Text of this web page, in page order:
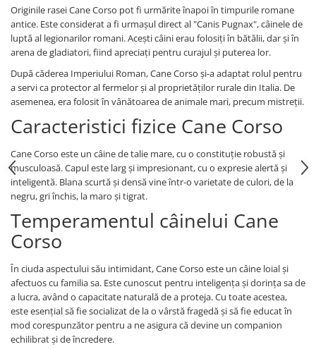
Originile rasei Cane Corso pot fi urmărite înapoi în timpurile romane
antice. Este considerat a fi urmașul direct al "Canis Pugnax", câinele de
luptă al legionarilor romani. Acești câini erau folosiți în bătălii, dar și în
arena de gladiatori, fiind apreciați pentru curajul și puterea lor.
După căderea Imperiului Roman, Cane Corso și-a adaptat rolul pentru
a servi ca protector al fermelor și al proprietăților rurale din Italia. De
asemenea, era folosit în vânătoarea de animale mari, precum mistreții.
Caracteristici fizice Cane Corso
Cane Corso este un câine de talie mare, cu o constituție robustă și
musculoasă. Capul este larg și impresionant, cu o expresie alertă și
inteligentă. Blana scurtă și densă vine într-o varietate de culori, de la
negru, gri închis, la maro și tigrat.
Temperamentul câinelui Cane
Corso
În ciuda aspectului său intimidant, Cane Corso este un câine loial și
afectuos cu familia sa. Este cunoscut pentru inteligența și dorința sa de
a lucra, având o capacitate naturală de a proteja. Cu toate acestea,
este esențial să fie socializat de la o vârstă fragedă și să fie educat în
mod corespunzător pentru a ne asigura că devine un companion
echilibrat și de încredere.